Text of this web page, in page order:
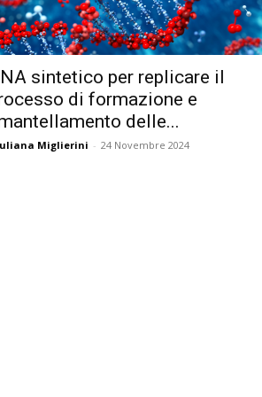
sintetico per replicare il
di formazione e
delle...
Miglierini - 24 Novembre 2024